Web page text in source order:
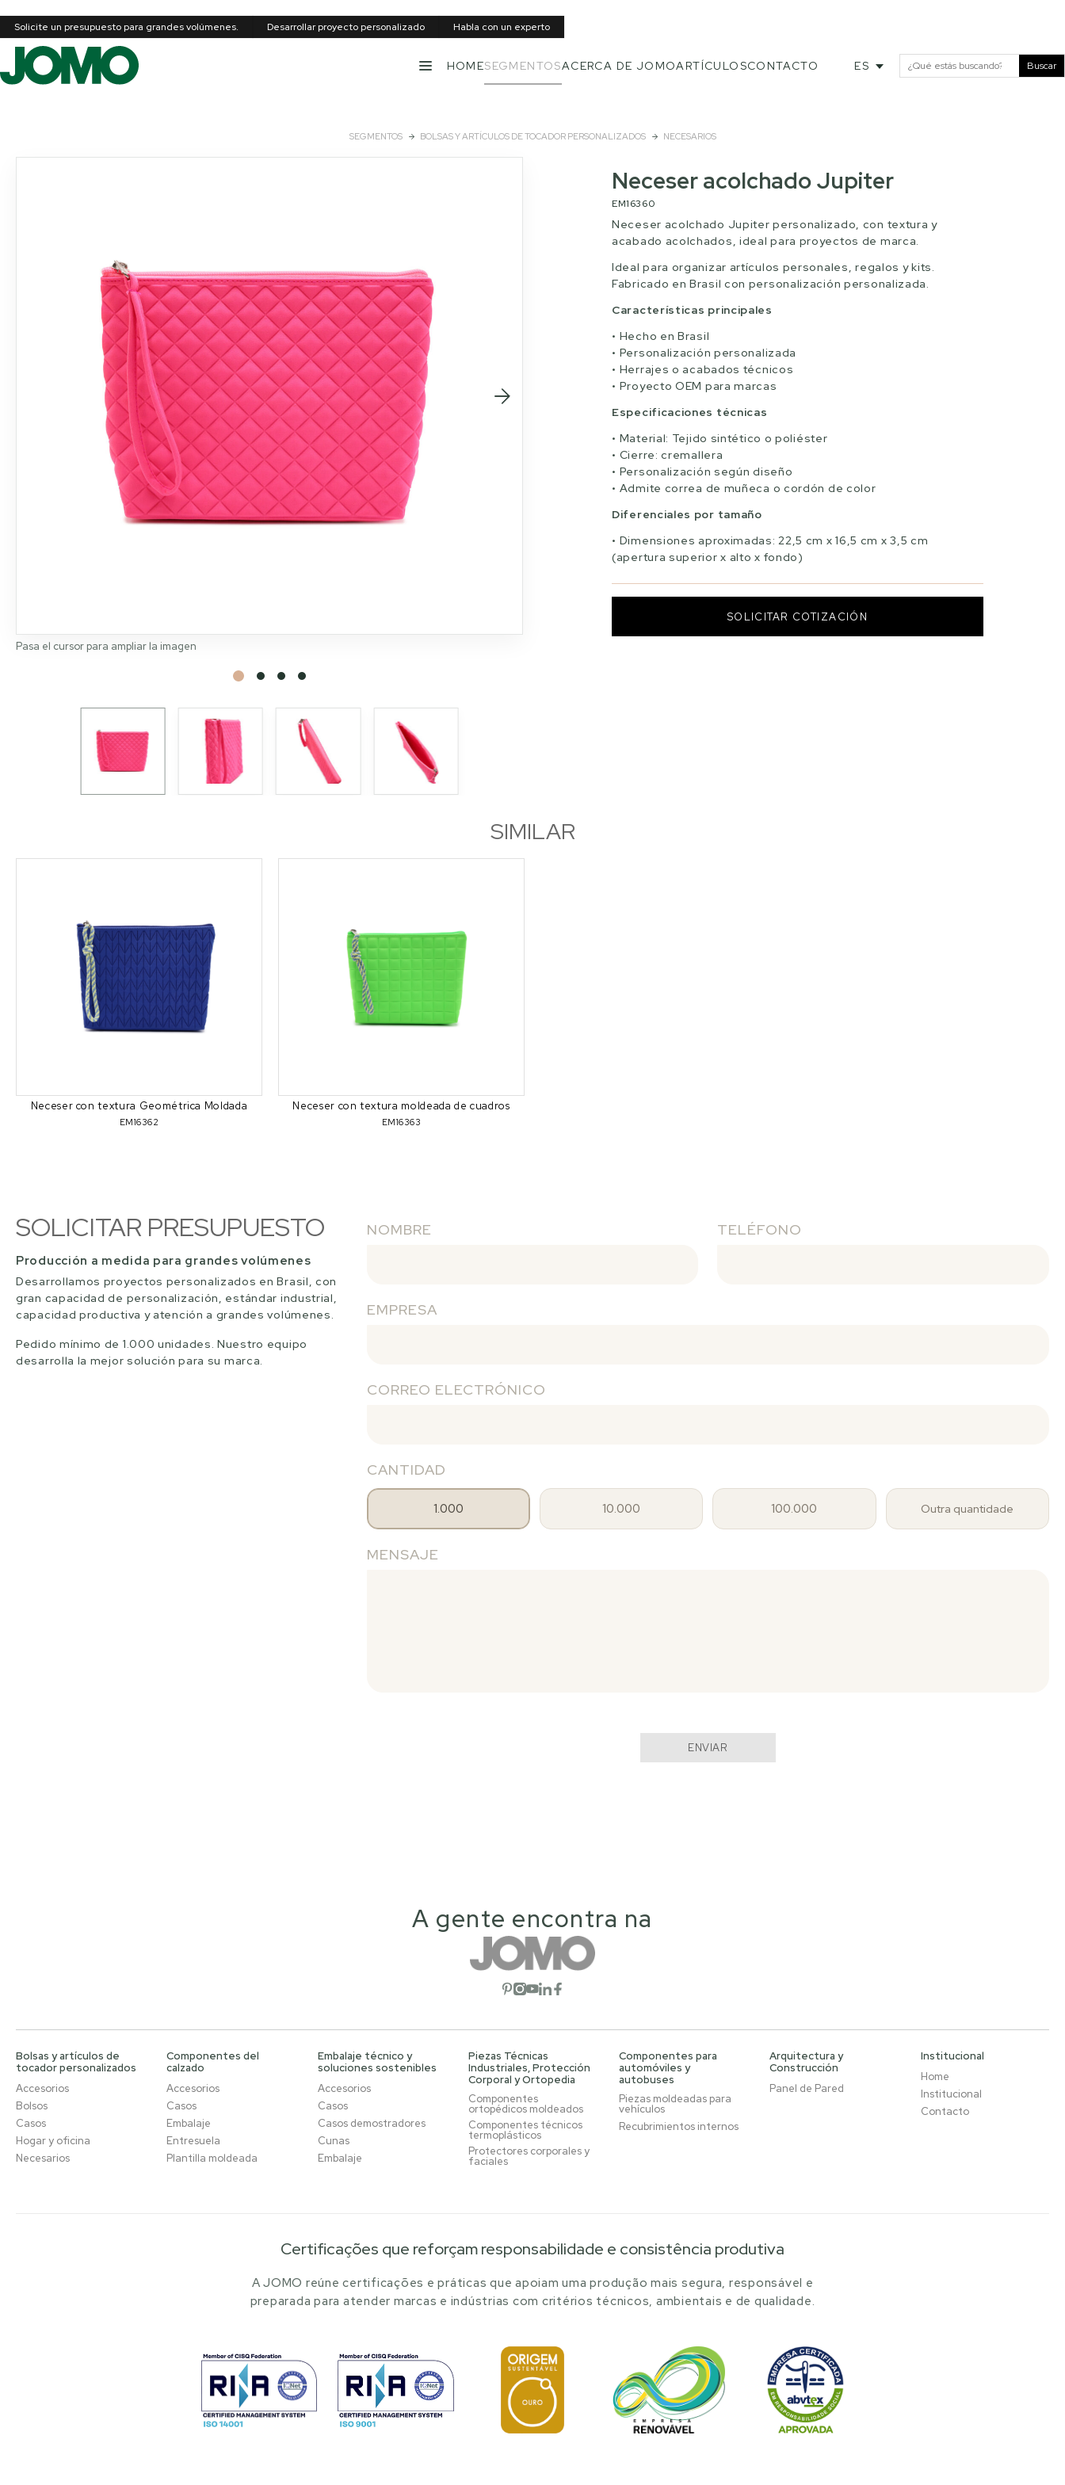
Solicite un presupuesto para grandes volúmenes. Desarrollar proyecto personalizado Habla con un experto
MENÚHOMESEGMENTOSACERCA DE JOMOARTÍCULOSCONTACTO ES Buscar
SEGMENTOS BOLSAS Y ARTÍCULOS DE TOCADOR PERSONALIZADOS NECESARIOS
Pasa el cursor para ampliar la imagen
Neceser acolchado Jupiter
EM16360
Neceser acolchado Jupiter personalizado, con textura y
acabado acolchados, ideal para proyectos de marca.
Ideal para organizar artículos personales, regalos y kits.
Fabricado en Brasil con personalización personalizada.
Características principales
Hecho en Brasil
Personalización personalizada
Herrajes o acabados técnicos
Proyecto OEM para marcas
Especificaciones técnicas
Material: Tejido sintético o poliéster
Cierre: cremallera
Personalización según diseño
Admite correa de muñeca o cordón de color
Diferenciales por tamaño
Dimensiones aproximadas: 22,5 cm x 16,5 cm x 3,5 cm
(apertura superior x alto x fondo)
SOLICITAR COTIZACIÓN
SIMILAR
Neceser con textura Geométrica Moldada
EM16362
Neceser con textura moldeada de cuadros
EM16363
SOLICITAR PRESUPUESTO
Producción a medida para grandes volúmenes
Desarrollamos proyectos personalizados en Brasil, con
gran capacidad de personalización, estándar industrial,
capacidad productiva y atención a grandes volúmenes.
Pedido mínimo de 1.000 unidades. Nuestro equipo
desarrolla la mejor solución para su marca.
NOMBRE TELÉFONO
EMPRESA
CORREO ELECTRÓNICO
CANTIDAD
1.000 10.000 100.000 Outra quantidade
MENSAJE
ENVIAR
A gente encontra na
Abrir red social
Abrir red social
Abrir red social
Abrir red social
Abrir red social
Bolsas y artículos de
tocador personalizados
Accesorios
Bolsos
Casos
Hogar y oficina
Necesarios
Componentes del
calzado
Accesorios
Casos
Embalaje
Entresuela
Plantilla moldeada
Embalaje técnico y
soluciones sostenibles
Accesorios
Casos
Casos demostradores
Cunas
Embalaje
Piezas Técnicas
Industriales, Protección
Corporal y Ortopedia
Componentes
ortopédicos moldeados
Componentes técnicos
termoplásticos
Protectores corporales y
faciales
Componentes para
automóviles y
autobuses
Piezas moldeadas para
vehículos
Recubrimientos internos
Arquitectura y
Construcción
Panel de Pared
Institucional
Home
Institucional
Contacto
Certificações que reforçam responsabilidade e consistência produtiva
A JOMO reúne certificações e práticas que apoiam uma produção mais segura, responsável e
preparada para atender marcas e indústrias com critérios técnicos, ambientais e de qualidade.